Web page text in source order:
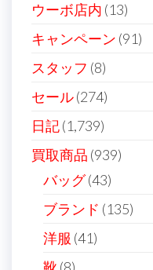
ウーボ店内 (13)
キャンペーン (91)
スタッフ (8)
セール(274)
日記(1,739)
買取商品 (939)
バッグ(43)
ブランド (135)
洋服 (41)